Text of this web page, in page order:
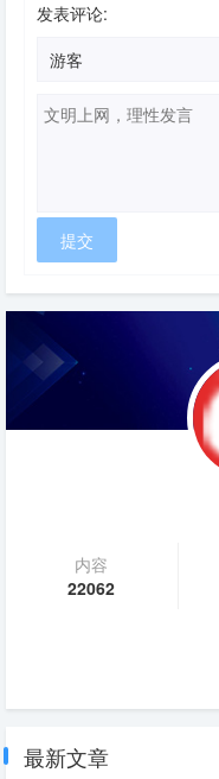
发表评论:
内容
22062
最新文章